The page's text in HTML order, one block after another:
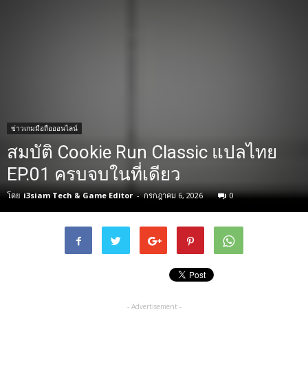
ข่าวเกมมือถือออนไลน์
สมบัติ Cookie Run Classic แปลไทย
EP.01 ครบจบในที่เดียว
โดย i3siam Tech & Game Editor - กรกฎาคม 6, 2026 0
- Advertisement -